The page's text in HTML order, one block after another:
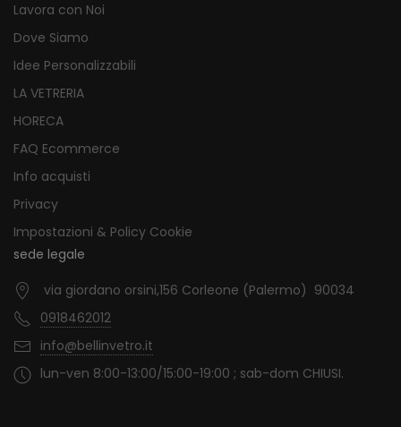
Lavora con Noi
Dove Siamo
Idee Personalizzabili
LA VETRERIA
HORECA
FAQ Ecommerce
Info acquisti
Privacy
Impostazioni & Policy Cookie
sede legale
via giordano orsini,156 Corleone (Palermo) 90034
0918462012
info@bellinvetro.it
lun-ven 8:00-13:00/15:00-19:00 ; sab-dom CHIUSI.